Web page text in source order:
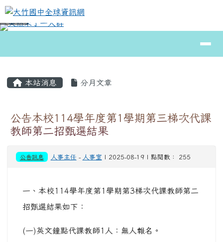
跳至主內容區
大竹國中全球資訊網
⏸
本站消息 分月文章
公告本校114學年度第1學期第三梯次代課
教師第二招甄選結果
公告訊息 人事主任 - 人事室 | 2025-08-19 | 點閱數： 255
一、本校114學年度第1學期第3梯次代課教師第二
招甄選結果如下：
(一)英文鐘點代課教師1人：無人報名。